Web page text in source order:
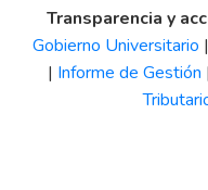
Transparencia y
Gobierno Universitario |
| Informe de Gestión |